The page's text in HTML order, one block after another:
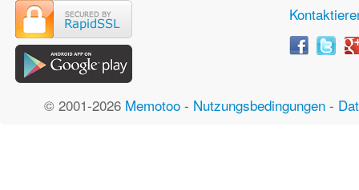
© 2001-2026 Memotoo- Nutzungsbedingungen-